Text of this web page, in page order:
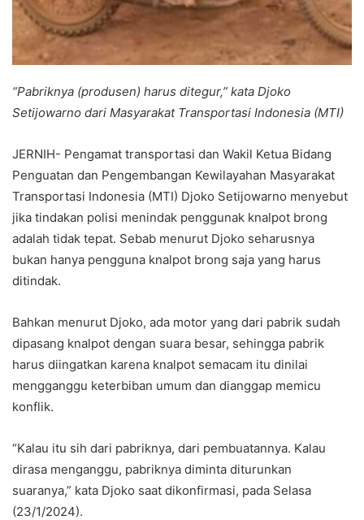
“Pabriknya (produsen) harus ditegur,” kata Djoko
Setijowarno dari Masyarakat Transportasi Indonesia (MTI)
JERNIH- Pengamat transportasi dan Wakil Ketua Bidang
Penguatan dan Pengembangan Kewilayahan Masyarakat
Transportasi Indonesia (MTI) Djoko Setijowarno menyebut
jika tindakan polisi menindak penggunak knalpot brong
adalah tidak tepat. Sebab menurut Djoko seharusnya
bukan hanya pengguna knalpot brong saja yang harus
ditindak.
Bahkan menurut Djoko, ada motor yang dari pabrik sudah
dipasang knalpot dengan suara besar, sehingga pabrik
harus diingatkan karena knalpot semacam itu dinilai
mengganggu keterbiban umum dan dianggap memicu
konflik.
“Kalau itu sih dari pabriknya, dari pembuatannya. Kalau
dirasa menganggu, pabriknya diminta diturunkan
suaranya,” kata Djoko saat dikonfirmasi, pada Selasa
(23/1/2024).